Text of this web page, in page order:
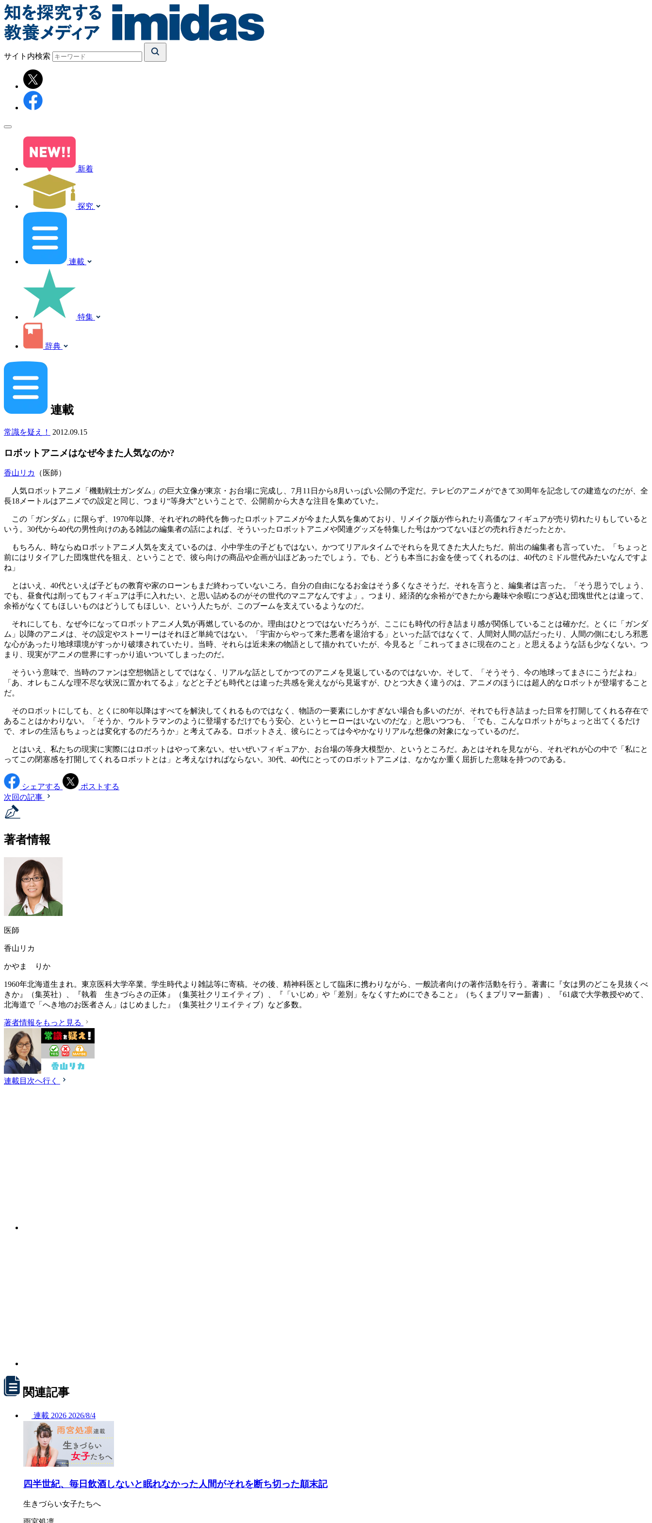
サイト内検索
新着
探究
連載
特集
辞典
連載
常識を疑え！ 2012.09.15
ロボットアニメはなぜ今また人気なのか?
香山リカ （医師）
人気ロボットアニメ「機動戦士ガンダム」の巨大立像が東京・お台場に完成し、7月11日から8月いっぱい公開の予定だ。テレビのアニメができて30周年を記念しての建造なのだが、全
長18メートルはアニメでの設定と同じ、つまり“等身大”ということで、公開前から大きな注目を集めていた。
この「ガンダム」に限らず、1970年以降、それぞれの時代を飾ったロボットアニメが今また人気を集めており、リメイク版が作られたり高価なフィギュアが売り切れたりもしていると
いう。30代から40代の男性向けのある雑誌の編集者の話によれば、そういったロボットアニメや関連グッズを特集した号はかつてないほどの売れ行きだったとか。
もちろん、時ならぬロボットアニメ人気を支えているのは、小中学生の子どもではない。かつてリアルタイムでそれらを見てきた大人たちだ。前出の編集者も言っていた。「ちょっと
前にはリタイアした団塊世代を狙え、ということで、彼ら向けの商品や企画が山ほどあったでしょう。でも、どうも本当にお金を使ってくれるのは、40代のミドル世代みたいなんですよ
ね」
とはいえ、40代といえば子どもの教育や家のローンもまだ終わっていないころ。自分の自由になるお金はそう多くなさそうだ。それを言うと、編集者は言った。「そう思うでしょう、
でも、昼食代は削ってもフィギュアは手に入れたい、と思い詰めるのがその世代のマニアなんですよ」。つまり、経済的な余裕ができたから趣味や余暇につぎ込む団塊世代とは違って、
余裕がなくてもほしいものはどうしてもほしい、という人たちが、このブームを支えているようなのだ。
それにしても、なぜ今になってロボットアニメ人気が再燃しているのか。理由はひとつではないだろうが、ここにも時代の行き詰まり感が関係していることは確かだ。とくに「ガンダ
ム」以降のアニメは、その設定やストーリーはそれほど単純ではない。「宇宙からやって来た悪者を退治する」といった話ではなくて、人間対人間の話だったり、人間の側にむしろ邪悪
な心があったり地球環境がすっかり破壊されていたり。当時、それらは近未来の物語として描かれていたが、今見ると「これってまさに現在のこと」と思えるような話も少なくない。つ
まり、現実がアニメの世界にすっかり追いついてしまったのだ。
そういう意味で、当時のファンは空想物語としてではなく、リアルな話としてかつてのアニメを見返しているのではないか。そして、「そうそう、今の地球ってまさにこうだよね」
「あ、オレもこんな理不尽な状況に置かれてるよ」などと子ども時代とは違った共感を覚えながら見返すが、ひとつ大きく違うのは、アニメのほうには超人的なロボットが登場すること
だ。
そのロボットにしても、とくに80年以降はすべてを解決してくれるものではなく、物語の一要素にしかすぎない場合も多いのだが、それでも行き詰まった日常を打開してくれる存在で
あることはかわりない。「そうか、ウルトラマンのように登場するだけでもう安心、というヒーローはいないのだな」と思いつつも、「でも、こんなロボットがちょっと出てくるだけ
で、オレの生活もちょっとは変化するのだろうか」と考えてみる。ロボットさえ、彼らにとっては今やかなりリアルな想像の対象になっているのだ。
とはいえ、私たちの現実に実際にはロボットはやって来ない。せいぜいフィギュアか、お台場の等身大模型か、というところだ。あとはそれを見ながら、それぞれが心の中で「私にと
ってこの閉塞感を打開してくれるロボットとは」と考えなければならない。30代、40代にとってのロボットアニメは、なかなか重く屈折した意味を持つのである。
シェアする
ポストする
次回の記事
著者情報
医師
香山リカ
かやま りか
1960年北海道生まれ。東京医科大学卒業。学生時代より雑誌等に寄稿。その後、精神科医として臨床に携わりながら、一般読者向けの著作活動を行う。著書に『女は男のどこを見抜くべ
きか』（集英社）、『執着 生きづらさの正体』（集英社クリエイティブ）、『「いじめ」や「差別」をなくすためにできること』（ちくまプリマー新書）、『61歳で大学教授やめて、
北海道で「へき地のお医者さん」はじめました』（集英社クリエイティブ）など多数。
著者情報をもっと見る
連載目次へ行く
関連記事
連載 2026 2026/8/4
四半世紀、毎日飲酒しないと眠れなかった人間がそれを断ち切った顛末記
生きづらい女子たちへ